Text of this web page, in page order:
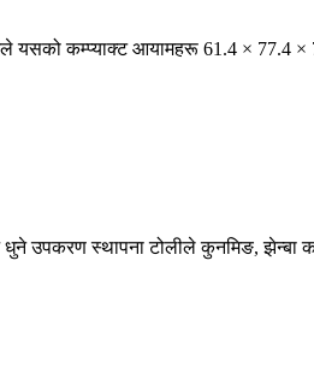
यसको कम्प्याक्ट आयामहरू 61.4 × 77.4 ×
धुने उपकरण स्थापना टोलीले कुनमिङ, झेन्बा